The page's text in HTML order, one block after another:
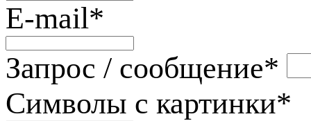
E-mail*
Запрос / сообщение*
Символы с картинки*